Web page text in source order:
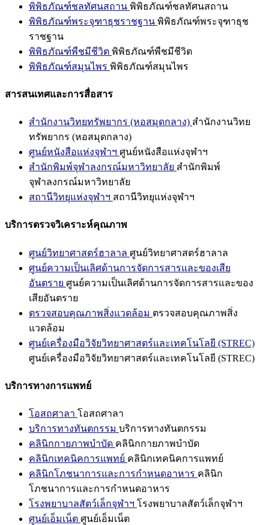
พิพิธภัณฑ์ชลทัศนสถาน พิพิธภัณฑ์ชลทัศนสถาน
พิพิธภัณฑ์พระจุฑาธุชราชฐาน พิพิธภัณฑ์พระจุฑาธุช
ราชฐาน
พิพิธภัณฑ์พืชมีชีวิต พิพิธภัณฑ์พืชมีชีวิต
พิพิธภัณฑ์สมุนไพร พิพิธภัณฑ์สมุนไพร
สารสนเทศและการสื่อสาร
สำนักงานวิทยทรัพยากร (หอสมุดกลาง) สำนักงานวิทย
ทรัพยากร (หอสมุดกลาง)
ศูนย์หนังสือแห่งจุฬาฯ ศูนย์หนังสือแห่งจุฬาฯ
สำนักพิมพ์จุฬาลงกรณ์มหาวิทยาลัย สำนักพิมพ์
จุฬาลงกรณ์มหาวิทยาลัย
สถานีวิทยุแห่งจุฬาฯ สถานีวิทยุแห่งจุฬาฯ
บริการตรวจวิเคราะห์คุณภาพ
ศูนย์วิทยาศาสตร์ฮาลาล ศูนย์วิทยาศาสตร์ฮาลาล
ศูนย์ความเป็นเลิศด้านการจัดการสารและของเสีย
อันตราย ศูนย์ความเป็นเลิศด้านการจัดการสารและของ
เสียอันตราย
ตรวจสอบคุณภาพสิ่งแวดล้อม ตรวจสอบคุณภาพสิ่ง
แวดล้อม
ศูนย์เครื่องมือวิจัยวิทยาศาสตร์และเทคโนโลยี (STREC)
ศูนย์เครื่องมือวิจัยวิทยาศาสตร์และเทคโนโลยี (STREC)
บริการทางการแพทย์
โอสถศาลา โอสถศาลา
บริการทางทันตกรรม บริการทางทันตกรรม
คลินิกกายภาพบำบัด คลินิกกายภาพบำบัด
คลินิกเทคนิคการแพทย์ คลินิกเทคนิคการแพทย์
คลินิกโภชนาการและการกำหนดอาหาร คลินิก
โภชนาการและการกำหนดอาหาร
โรงพยาบาลสัตว์เล็กจุฬาฯ โรงพยาบาลสัตว์เล็กจุฬาฯ
ศูนย์เอ็มเน็ต ศูนย์เอ็มเน็ต